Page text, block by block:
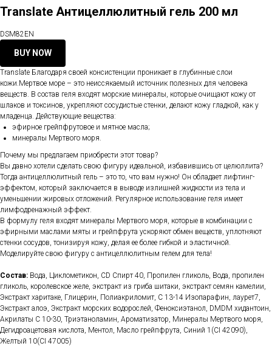
Translate Антицеллюлитный гель 200 мл
DSM82EN
BUY NOW
Translate Благодаря своей консистенции проникает в глубинные слои
кожи.Мертвое море – это неиссякаемый источник полезных для человека
веществ. В состав геля входят морские минералы, которые очищают кожу от
шлаков и токсинов, укрепляют сосудистые стенки, делают кожу гладкой, как у
младенца. Действующие вещества:
эфирное грейпфрутовое и мятное масла;
минералы Мертвого моря.
Почему мы предлагаем приобрести этот товар?
Вы давно хотели сделать свою фигуру идеальной, избавившись от целюллита?
Тогда антицеллюлитный гель – это то, что вам нужно! Он обладает лифтинг-
эффектом, который заключается в выводе излишней жидкости из тела и
уменьшении жировых отложений. Регулярное использование геля имеет
лимфодренажный эффект.
В формулу геля входят минералы Мертвого моря, которые в комбинации с
эфирными маслами мяты и грейпфрута ускоряют обмен веществ, уплотняют
стенки сосудов, тонизируя кожу, делая ее более гибкой и эластичной.
Моделируйте свою фигуру с антицеллюлитным гелем для тела!
Состав: Вода, Циклометикон, CD Спирт 40, Пропилен гликоль, Вода, пропилен
гликоль, королевское желе, экстракт из гриба шитаки, экстракт семян камелии,
Экстракт харитаке, Глицерин, Полиакриломит, С 13-14 Изопарафин, лаурет7,
Экстракт алоэ, Экстракт морских водорослей, Феноксиэтанол, DMDM хидантоин,
Акрилаты C 10-30, Триэтаноламин, Ароматизатор, Минералы Мертвого моря,
Дегидроацетовая кислота, Ментол, Масло грейпфрута, Синий 1(CI 42090),
Желтый 10(CI 47005)